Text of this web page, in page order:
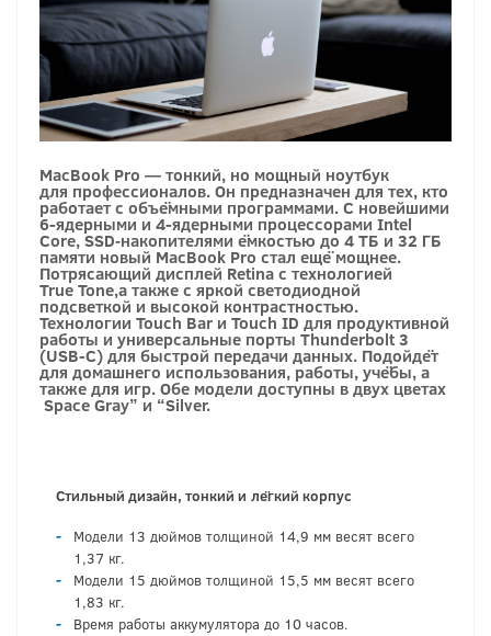
MacBook Pro — тонкий, но мощный ноутбук
для профессионалов. Он предназначен для тех, кто
работает с объёмными программами. С новейшими
6-ядерными и 4-ядерными процессорами Intel
Core, SSD‑накопителями ёмкостью до 4 ТБ и 32 ГБ
памяти новый MacBook Pro стал ещё мощнее.
Потрясающий дисплей Retina с технологией
True Tone,а также с яркой светодиодной
подсветкой и высокой контрастностью.
Технологии Touch Bar и Touch ID для продуктивной
работы и универсальные порты Thunderbolt 3
(USB-C) для быстрой передачи данных. Подойдёт
для домашнего использования, работы, учёбы, а
также для игр. Обе модели доступны в двух цветах
Space Gray” и “Silver.
Стильный дизайн, тонкий и лёгкий корпус
Модели 13 дюймов толщиной 14,9 мм весят всего
1,37 кг.
Модели 15 дюймов толщиной 15,5 мм весят всего
1,83 кг.
Время работы аккумулятора до 10 часов.